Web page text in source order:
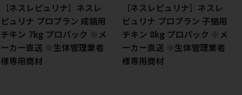
［ネスレピュリナ］ネスレ
ピュリナ プロプラン 成猫用
チキン 7kg プロパック ※メ
ーカー直送 ※生体管理業者
様専用商材
［ネスレピュリナ］ネスレ
ピュリナ プロプラン 子猫用
チキン 8kg プロパック ※メ
ーカー直送 ※生体管理業者
様専用商材